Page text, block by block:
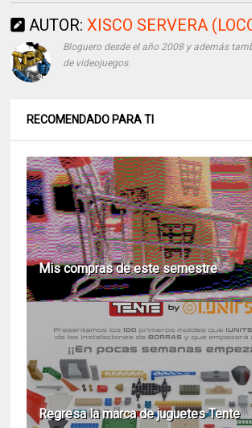
AUTOR: XISCO SERVERA
Bloguero desde el año 2008 y además
de videojuegos.
RECOMENDADO PARA TI
Mis compras de este semestre
Regresa la marca de juguetes Tente